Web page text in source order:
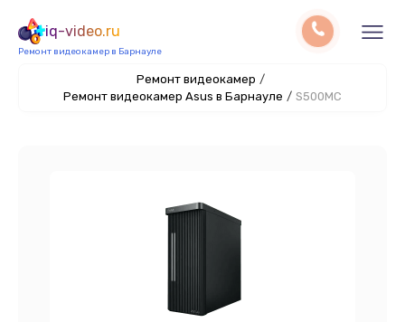
iq-video.ru
Ремонт видеокамер в Барнауле
Ремонт видеокамер /
Ремонт видеокамер Asus в Барнауле / S500MC